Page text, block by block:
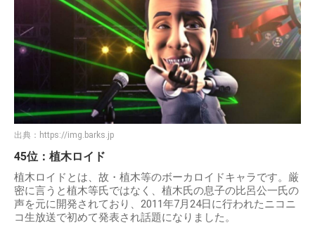
出典： https://img.barks.jp
45位：植木ロイド
植木ロイドとは、故・植木等のボーカロイドキャラです。厳
密に言うと植木等氏ではなく、植木氏の息子の比呂公一氏の
声を元に開発されており、2011年7月24日に行われたニコニ
コ生放送で初めて発表され話題になりました。